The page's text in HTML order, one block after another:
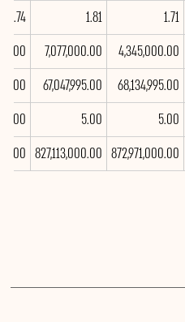
1.71
1.81
1.74
4,345,000.00
7,077,000.00
68,134,995.00
67,047,995.00
5.00
5.00
5.00
872,971,000.00
827,113,000.00